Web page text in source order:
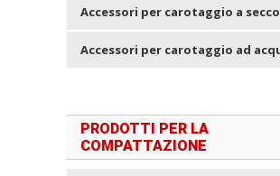
Accessori per carotaggio a secco
Accessori per carotaggio ad
PRODOTTI PER LA
COMPATTAZIONE